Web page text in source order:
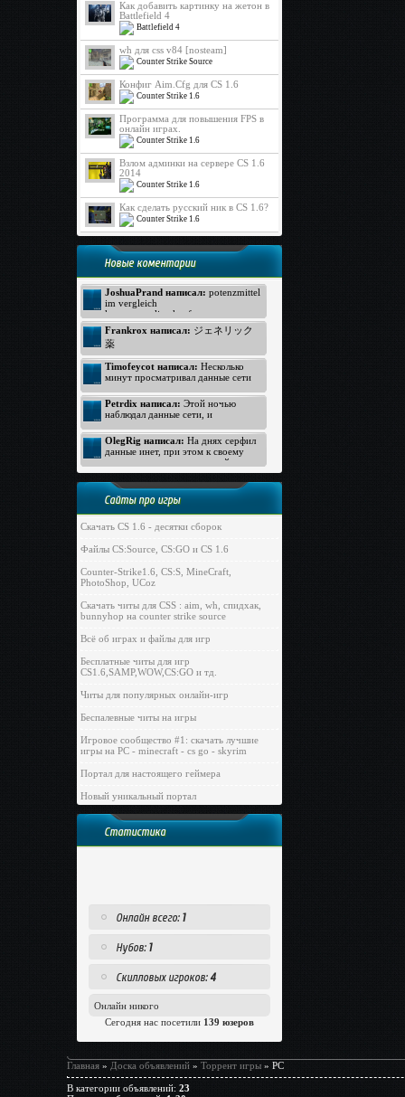
Как добавить картинку на жетон в
Battlefield 4
Battlefield 4
wh для css v84 [nosteam]
Counter Strike Source
Конфиг Aim.Cfg для CS 1.6
Counter Strike 1.6
Программа для повышения FPS в
онлайн играх.
Counter Strike 1.6
Взлом админки на сервере CS 1.6
2014
Counter Strike 1.6
Как сделать русский ник в CS 1.6?
Counter Strike 1.6
Новые коментарии
JoshuaPrand написал: potenzmittel
im vergleich
kamagra online kaufen
Viagra Generica ohne Rezept
https://www.rezeptfrei-viagra.com -
pde hemmer
generika apotheke
Kamagra ohne Rezept
Frankrox написал: ジェネリック
薬
ジェネリック バイアグラ
バイアグラ 価格
http://www.kokun.net/offers/orlistat -
オルリスタット
ジェネリック
ジェネリック
Timofeycot написал: Несколько
минут просматривал данные сети
удивлению открыл прелестный
вебсайт. Посмотрите: http://lmp-
174.biz - лмп174 . Для меня
данный вебсайт произвел хорошее
впечатление. Всем пока!
Petrdix написал: Этой ночью
наблюдал данные сети, и
обнаружил прекрасный вебсайт.
Вот ссылка: https://vitalya-
bro.com.ru/ - vitalya bro com в
обход блокировки . Для нас
хорошее впечатление. Всем пока!
OlegRig написал: На днях серфил
данные инет, при этом к своему
удивлению увидел отличный
ресурс. Я про него: http://siti-
klad.biz/ - sitiklad biz . Для меня
этот вебсайт произвел
незабываемое впечатление.
Успехов всем!
Сайты про игры
Скачать CS 1.6 - десятки сборок
Файлы CS:Source, CS:GO и CS 1.6
Counter-Strike1.6, CS:S, MineCraft,
PhotoShop, UCoz
Скачать читы для CSS : aim, wh, спидхак,
bunnyhop на counter strike source
Всё об играх и файлы для игр
Бесплатные читы для игр
CS1.6,SAMP,WOW,CS:GO и тд.
Читы для популярных онлайн-игр
Беспалевные читы на игры
Игровое сообщество #1: скачать лучшие
игры на PC - minecraft - cs go - skyrim
Портал для настоящего геймера
Новый уникальный портал
Статистика
Онлайн всего:1
Нубов:1
Скилловых игроков:4
Онлайн никого
Сегодня нас посетили 139 юзеров
Главная » Доска объявлений » Торрент игры » PC
В категории объявлений: 23